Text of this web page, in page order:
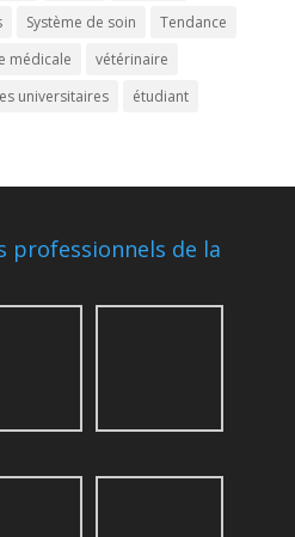
Système de soin
Tendance
médicale
vétérinaire
universitaires étudiant
professionnels de la